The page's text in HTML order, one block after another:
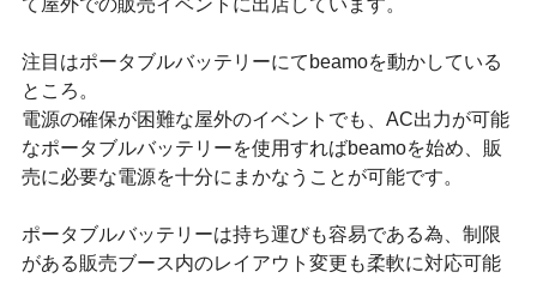
て屋外での販売イベントに出店しています。
注目はポータブルバッテリーにてbeamoを動かしている
ところ。
電源の確保が困難な屋外のイベントでも、AC出力が可能
なポータブルバッテリーを使用すればbeamoを始め、販
売に必要な電源を十分にまかなうことが可能です。
ポータブルバッテリーは持ち運びも容易である為、制限
がある販売ブース内のレイアウト変更も柔軟に対応可能